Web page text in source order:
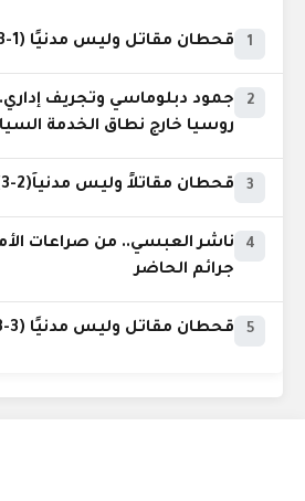
1 قحطان مقاتل وليس مدنيًا (1-3)
2
جمود دبلوماسي وتجريف
روسيا خارج نطاق الخدمة
3 قحطان مقاتلاً وليس مدنياً(2-3)
4
ناشر العبسي.. من صراعات
جرائم الحاضر
5 قحطان مقاتل وليس مدنيًا (3-3)